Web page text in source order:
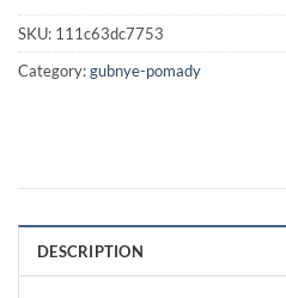
SKU: 111c63dc7753
Category:gubnye-pomady
DESCRIPTION